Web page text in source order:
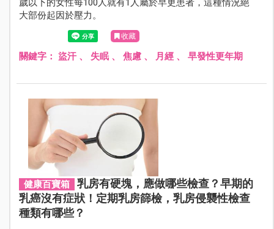
大部份起因於壓力。
收藏
關鍵字： 盜汗、 失眠、 焦慮、 月經、 早發性更年期
健康百寶箱
乳房有硬塊，應做哪些檢查？早期的
乳癌沒有症狀！定期乳房篩檢，乳房侵襲性檢查
種類有哪些？